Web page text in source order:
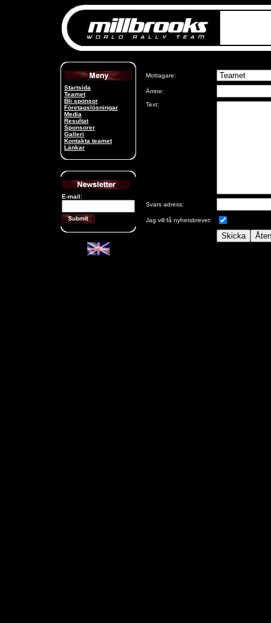
Startsida
Teamet
Bli sponsor
Företagslösningar
Media
Resultat
Sponsorer
Galleri
Kontakta teamet
Länkar
E-mail:
Mottagare:
Ämne:
Text:
Svars adress:
Jag vill få nyhetsbrevet: